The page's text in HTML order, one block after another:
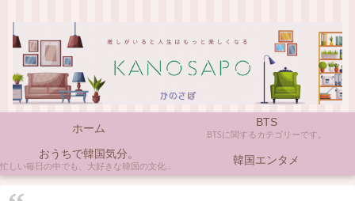
ホーム BTS
BTSに関するカテゴリーです。
おうちで韓国気分。
忙しい毎日の中でも、大好きな韓国の文化やアイテムに触れると心がほっとしますよね。ここでは、自宅で手軽に楽しめる韓国の美味しいもの、お気に入りのコスメ、そして推し活の楽しみ方など、「おうちにいながら韓国気分」に触れられるヒントを私らしくお届けします。 韓国エンタメ